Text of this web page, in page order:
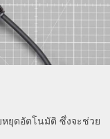
ยุดอัตโนมัติ ซึ่งจะช่วย